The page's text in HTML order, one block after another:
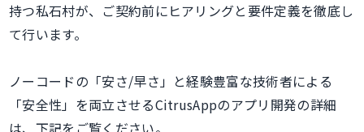
持つ私石村が、ご契約前にヒアリングと要件定義を徹底し
て行います。
ノーコードの「安さ/早さ」と経験豊富な技術者による
「安全性」を両立させるCitrusAppのアプリ開発の詳細
は、下記をご覧ください。